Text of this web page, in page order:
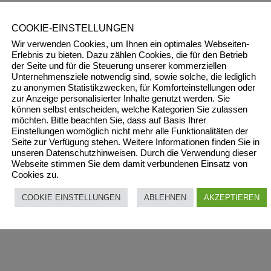
| Projekt Windhaag
Eberl | Standortleiter Wimberger Bau GmbH
COOKIE-EINSTELLUNGEN
Wir verwenden Cookies, um Ihnen ein optimales Webseiten-
Erlebnis zu bieten. Dazu zählen Cookies, die für den Betrieb
der Seite und für die Steuerung unserer kommerziellen
Unternehmensziele notwendig sind, sowie solche, die lediglich
zu anonymen Statistikzwecken, für Komforteinstellungen oder
zur Anzeige personalisierter Inhalte genutzt werden. Sie
können selbst entscheiden, welche Kategorien Sie zulassen
möchten. Bitte beachten Sie, dass auf Basis Ihrer
Einstellungen womöglich nicht mehr alle Funktionalitäten der
Seite zur Verfügung stehen. Weitere Informationen finden Sie in
unseren Datenschutzhinweisen. Durch die Verwendung dieser
Webseite stimmen Sie dem damit verbundenen Einsatz von
Cookies zu.
COOKIE EINSTELLUNGEN ABLEHNEN AKZEPTIEREN